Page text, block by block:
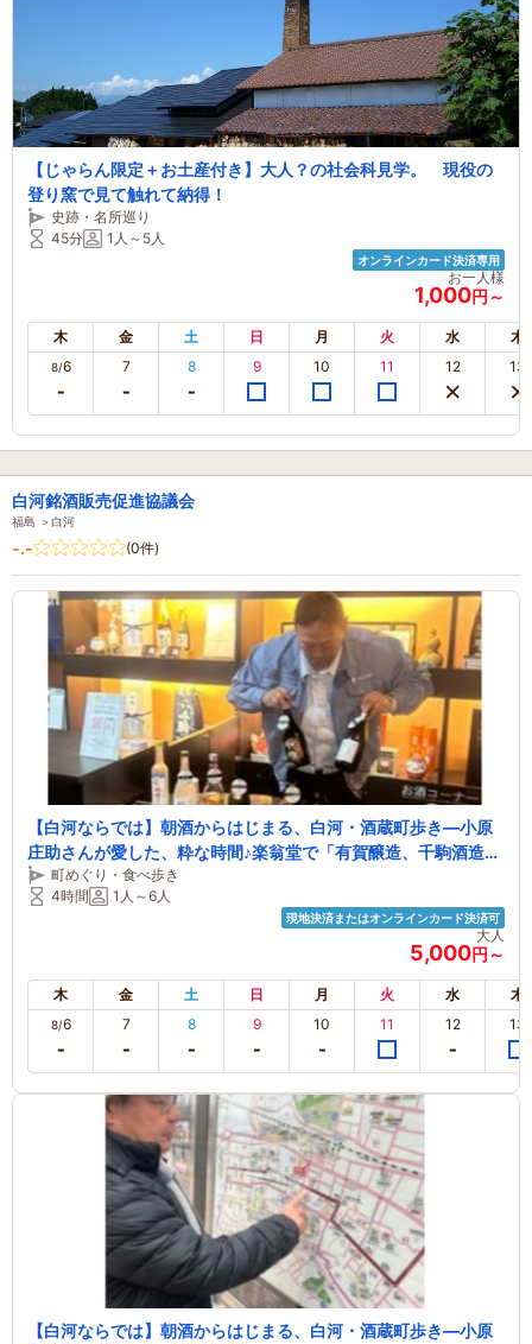
【じゃらん限定＋お土産付き】大人？の社会科見学。 現役の
登り窯で見て触れて納得！
史跡・名所巡り
45分
1人～5人
オンラインカード決済専用
お一人様
1,000円～
木 金 土 日 月 火 水 木
8/6 7 8 9 10 11 12 13
白河銘酒販売促進協議会
福島 ＞白河
-.- (0件)
【白河ならでは】朝酒からはじまる、白河・酒蔵町歩き―小原
庄助さんが愛した、粋な時間♪楽翁堂で「有賀醸造、千駒酒造、
大谷忠吉本店」白河銘酒・約15種類を60分間飲み放題♪
町めぐり・食べ歩き
4時間
1人～6人
現地決済またはオンラインカード決済可
大人
5,000円～
木 金 土 日 月 火 水 木
8/6 7 8 9 10 11 12 13
【白河ならでは】朝酒からはじまる、白河・酒蔵町歩き―小原